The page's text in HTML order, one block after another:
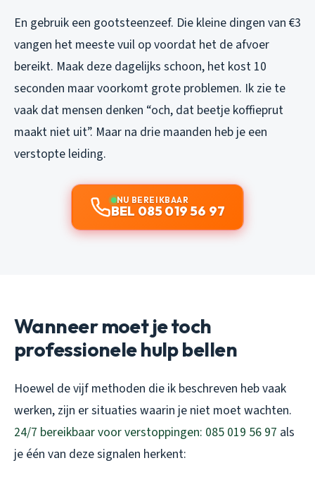
En gebruik een gootsteenzeef. Die kleine dingen van €3
vangen het meeste vuil op voordat het de afvoer
bereikt. Maak deze dagelijks schoon, het kost 10
seconden maar voorkomt grote problemen. Ik zie te
vaak dat mensen denken “och, dat beetje koffieprut
maakt niet uit”. Maar na drie maanden heb je een
verstopte leiding.
NU BEREIKBAAR
BEL 085 019 56 97
Wanneer moet je toch
professionele hulp bellen
Hoewel de vijf methoden die ik beschreven heb vaak
werken, zijn er situaties waarin je niet moet wachten.
24/7 bereikbaar voor verstoppingen: 085 019 56 97 als
je één van deze signalen herkent: